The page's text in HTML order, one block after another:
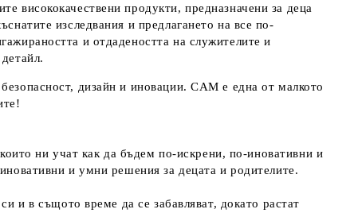
висококачествени продукти, предназначени за деца
изследвания и предлагането на все по-
и отдадеността на служителите и
дизайн и иновации. CAM е една от малкото
ни учат как да бъдем по-искрени, по-иновативни и
и умни решения за децата и родителите.
и в същото време да се забавляват, докато растат